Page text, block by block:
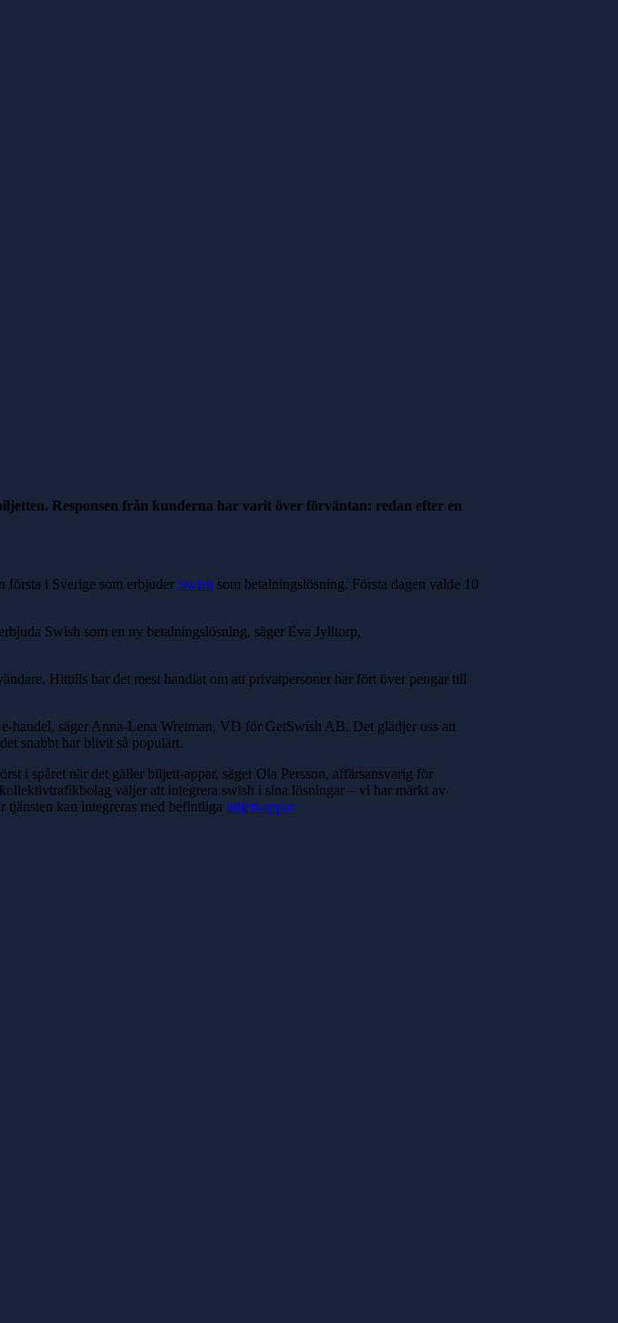
Responsen från kunderna har varit över förväntan: redan efter en
första i Sverige som erbjuder Swish som betalningslösning. Första dagen valde 10
Swish som en ny betalningslösning, säger Eva Jylltorp,
Hittills har det mest handlat om att privatpersoner har fört över pengar till
handel, säger Anna-Lena Wretman, VD för GetSwish AB. Det glädjer oss att
snabbt har blivit så populärt.
i spåret när det gäller biljett-appar, säger Ola Persson, affärsansvarig för
väljer att integrera swish i sina lösningar – vi har märkt av
kan integreras med befintliga biljett-appar.